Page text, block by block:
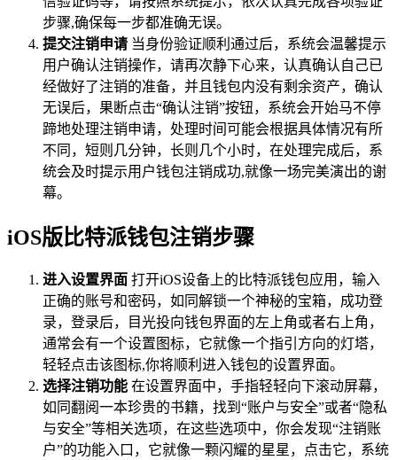
步骤,确保每一步都准确无误。
提交注销申请 当身份验证顺利通过后，系统会温馨提示
用户确认注销操作，请再次静下心来，认真确认自己已
经做好了注销的准备，并且钱包内没有剩余资产，确认
无误后，果断点击“确认注销”按钮，系统会开始马不停
蹄地处理注销申请，处理时间可能会根据具体情况有所
不同，短则几分钟，长则几个小时，在处理完成后，系
统会及时提示用户钱包注销成功,就像一场完美演出的谢
幕。
iOS版比特派钱包注销步骤
进入设置界面 打开iOS设备上的比特派钱包应用，输入
正确的账号和密码，如同解锁一个神秘的宝箱，成功登
录，登录后，目光投向钱包界面的左上角或者右上角，
通常会有一个设置图标，它就像一个指引方向的灯塔，
轻轻点击该图标,你将顺利进入钱包的设置界面。
选择注销功能 在设置界面中，手指轻轻向下滚动屏幕，
如同翻阅一本珍贵的书籍，找到“账户与安全”或者“隐私
与安全”等相关选项，在这些选项中，你会发现“注销账
户”的功能入口，它就像一颗闪耀的星星，点击它，系统